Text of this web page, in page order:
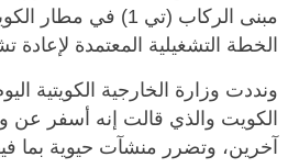
مبنى الركاب (تي 1)
الخطة التشغيلية المعتمدة لإعادة
ونددت وزارة الخارجية الكويتية
الكويت والذي قالت إنه أسفر
آخرين، وتضرر منشآت حيوية بما